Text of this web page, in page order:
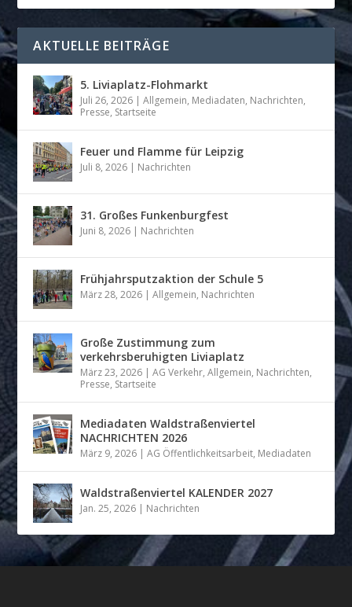
AKTUELLE BEITRÄGE
5. Liviaplatz-Flohmarkt
Juli 26, 2026 |Allgemein, Mediadaten, Nachrichten,
Presse, Startseite
Feuer und Flamme für Leipzig
Juli 8, 2026 | Nachrichten
31. Großes Funkenburgfest
Juni 8, 2026 | Nachrichten
Frühjahrsputzaktion der Schule 5
März 28, 2026 |Allgemein, Nachrichten
Große Zustimmung zum
verkehrsberuhigten Liviaplatz
März 23, 2026 |AG Verkehr,Allgemein, Nachrichten,
Presse, Startseite
Mediadaten Waldstraßenviertel
NACHRICHTEN 2026
März 9, 2026 |AG Öffentlichkeitsarbeit, Mediadaten
Waldstraßenviertel KALENDER 2027
Jan. 25, 2026 | Nachrichten